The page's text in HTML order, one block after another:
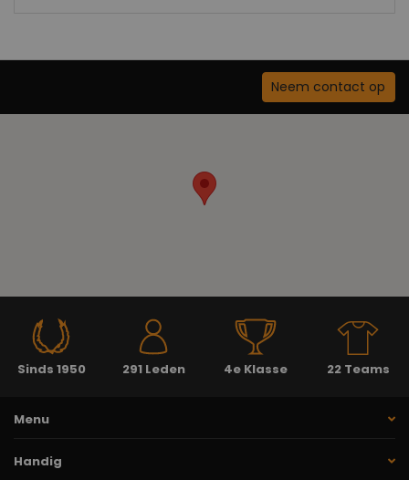
Neem contact op
Sinds 1950 291 Leden 4e Klasse 22 Teams
Menu
Handig